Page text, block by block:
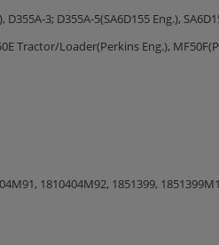
3; D355A-5(SA6D155 Eng.),
Tractor/Loader(Perkins Eng.),
1810404M92, 1851399,